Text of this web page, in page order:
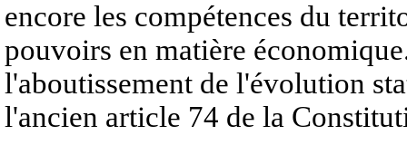
encore les compétences du
pouvoirs en matière
l'aboutissement de l'évolution
l'ancien article 74 de la